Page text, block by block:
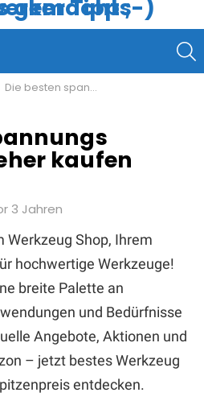
Die besten spannungs schraubenzieher kaufen
kaufen
3 Jahren
Shop, Ihrem
hochwertige Werkzeuge!
breite Palette an
und Bedürfnisse
Angebote, Aktionen und
– jetzt bestes Werkzeug
entdecken.